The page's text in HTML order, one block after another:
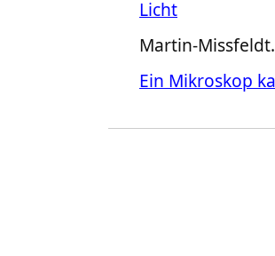
Licht
Martin-
Ein Mikroskop